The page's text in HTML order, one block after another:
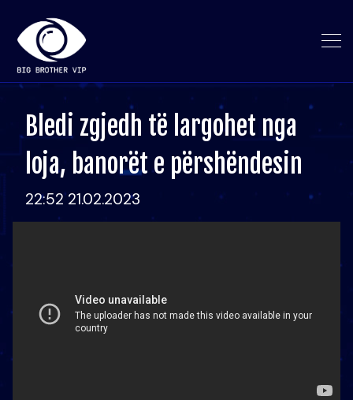
Bledi zgjedh të largohet nga
loja, banorët e përshëndesin
22:52 21.02.2023